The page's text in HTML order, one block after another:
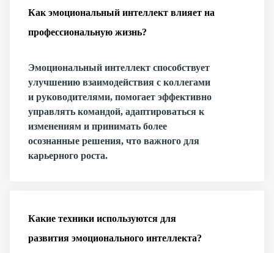
Как эмоциональный интеллект влияет на
профессиональную жизнь?
Эмоциональный интеллект способствует
улучшению взаимодействия с коллегами
и руководителями, помогает эффективно
управлять командой, адаптироваться к
изменениям и принимать более
осознанные решения, что важного для
карьерного роста.
Какие техники используются для
развития эмоционального интеллекта?